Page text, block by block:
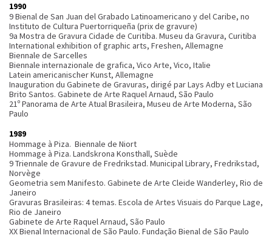
1990
9 Bienal de San Juan del Grabado Latinoamericano y del Caribe, no
Instituto de Cultura Puertorriqueña (prix de gravure)
9a Mostra de Gravura Cidade de Curitiba. Museu da Gravura, Curitiba
International exhibition of graphic arts, Freshen, Allemagne
Biennale de Sarcelles
Biennale internazionale de grafica, Vico Arte, Vico, Italie
Latein americanischer Kunst, Allemagne
Inauguration du Gabinete de Gravuras, dirigé par Lays Adby et Luciana
Brito Santos. Gabinete de Arte Raquel Arnaud, São Paulo
21º Panorama de Arte Atual Brasileira, Museu de Arte Moderna, São
Paulo
1989
Hommage à Piza. Biennale de Niort
Hommage à Piza. Landskrona Konsthall, Suède
9 Triennale de Gravure de Fredrikstad. Municipal Library, Fredrikstad,
Norvège
Geometria sem Manifesto. Gabinete de Arte Cleide Wanderley, Rio de
Janeiro
Gravuras Brasileiras: 4 temas. Escola de Artes Visuais do Parque Lage,
Rio de Janeiro
Gabinete de Arte Raquel Arnaud, São Paulo
XX Bienal Internacional de São Paulo. Fundação Bienal de São Paulo